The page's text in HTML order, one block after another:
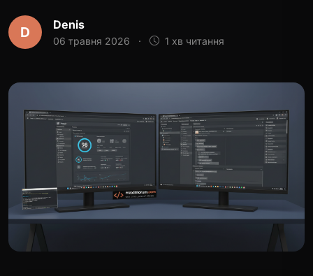
D Denis
06 травня 2026 · 1 хв читання